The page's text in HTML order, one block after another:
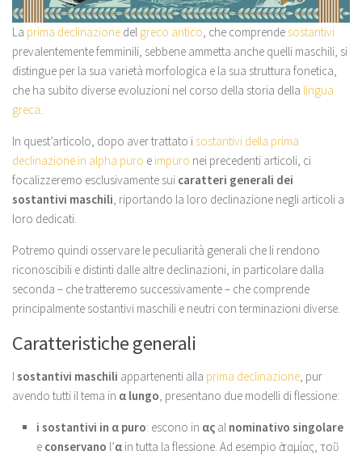
La prima declinazione del greco antico , che comprende sostantivi
prevalentemente femminili, sebbene ammetta anche quelli maschili, si
distingue per la sua varietà morfologica e la sua struttura fonetica,
che ha subito diverse evoluzioni nel corso della storia della lingua
greca
In quest’articolo, dopo aver trattato i sostantivi della prima
declinazione in alpha puro e impuro nei precedenti articoli, ci
focalizzeremo esclusivamente sui caratteri generali dei
sostantivi maschili , riportando la loro declinazione negli articoli a
loro dedicati.
Potremo quindi osservare le peculiarità generali che li rendono
riconoscibili e distinti dalle altre declinazioni, in particolare dalla
seconda – che tratteremo successivamente – che comprende
principalmente sostantivi maschili e neutri con terminazioni diverse.
Caratteristiche generali
I sostantivi maschili appartenenti alla prima declinazione , pur
avendo tutti il tema in α lungo , presentano due modelli di flessione:
i sostantivi in α puro: escono in ας al nominativo singolare
e conservano l’α in tutta la flessione. Ad esempio ὁ ταμίας, τοῦ